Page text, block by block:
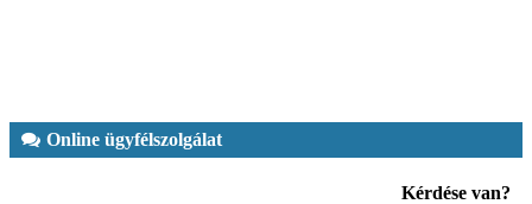
Online ügyfélszolgálat
Kérdése van?